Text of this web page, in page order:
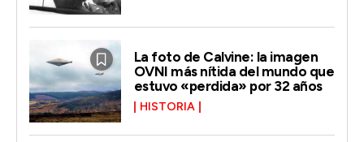
La foto de Calvine: la imagen
OVNI más nítida del mundo que
estuvo «perdida» por 32 años
HISTORIA